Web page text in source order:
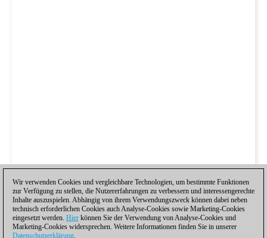
Wir verwenden Cookies und vergleichbare Technologien, um bestimmte Funktionen
zur Verfügung zu stellen, die Nutzererfahrungen zu verbessern und interessengerechte
Inhalte auszuspielen. Abhängig von ihrem Verwendungszweck können dabei neben
technisch erforderlichen Cookies auch Analyse-Cookies sowie Marketing-Cookies
eingesetzt werden. Hier können Sie der Verwendung von Analyse-Cookies und
Marketing-Cookies widersprechen. Weitere Informationen finden Sie in unserer
Datenschutzerklärung.